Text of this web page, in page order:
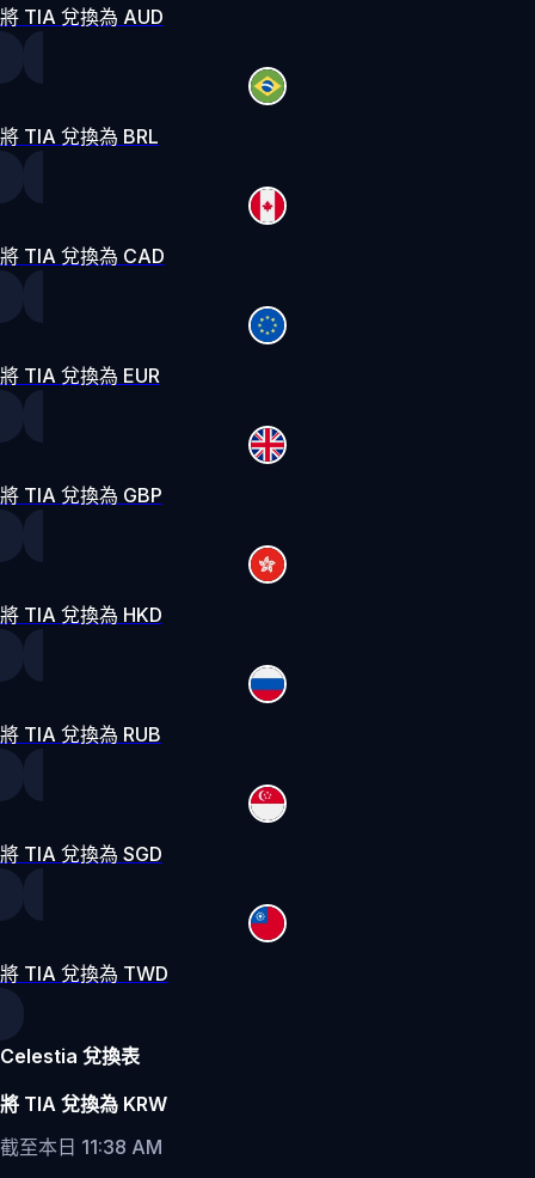
將 TIA 兌換為 AUD
將 TIA 兌換為 BRL
將 TIA 兌換為 CAD
將 TIA 兌換為 EUR
將 TIA 兌換為 GBP
將 TIA 兌換為 HKD
將 TIA 兌換為 RUB
將 TIA 兌換為 SGD
將 TIA 兌換為 TWD
Celestia 兌換表
將 TIA 兌換為 KRW
截至本日 11:38 AM